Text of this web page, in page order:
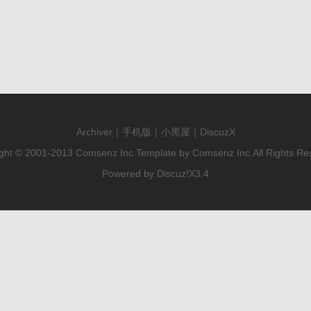
Archiver | 手机版 | 小黑屋 | DiscuzX
© 2001-2013 Comsenz Inc. Template by Comsenz Inc. All Rights
Powered by Discuz!X3.4